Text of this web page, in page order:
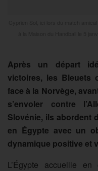
Après un départ
victoires, les Bleuets
face à la Norvège,
s’envoler contre
Slovénie, ils abordent
en Égypte avec un
dynamique positive et
L’Égypte accueille